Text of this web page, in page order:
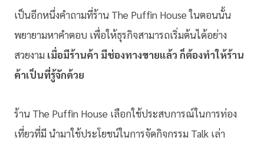
เป็นอีกหนึ่งคำถามที่ร้าน The Puffin House ในตอนนั้น
พยายามหาคำตอบ เพื่อให้ธุรกิจสามารถเริ่มต้นได้อย่าง
สวยงาม เมื่อมีร้านค้า มีช่องทางขายแล้ว ก็ต้องทำให้ร้าน
ค้าเป็นที่รู้จักด้วย
ร้าน The Puffin House เลือกใช้ประสบการณ์ในการท่อง
เที่ยวที่มี นำมาใช้ประโยชน์ในการจัดกิจกรรม Talk เล่า